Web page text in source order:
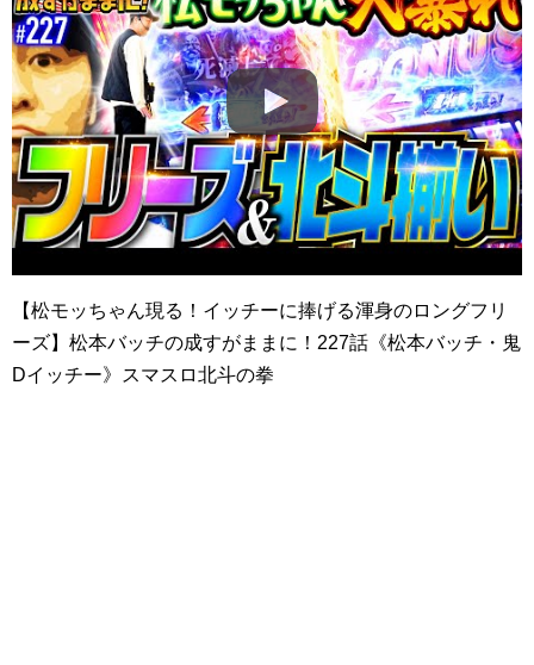
【松モッちゃん現る！イッチーに捧げる渾身のロングフリ
ーズ】松本バッチの成すがままに！227話《松本バッチ・鬼
Dイッチー》スマスロ北斗の拳